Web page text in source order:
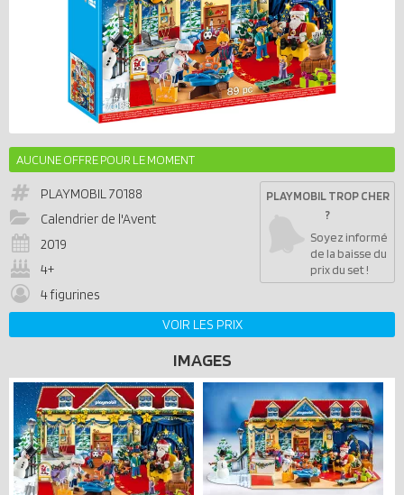
AUCUNE OFFRE POUR LE MOMENT
PLAYMOBIL70188
Calendrier de l'Avent
2019
4+
4 figurines
PLAYMOBIL TROP CHER
?
Soyez informé
de la baisse du
prix du set !
VOIR LES PRIX
IMAGES